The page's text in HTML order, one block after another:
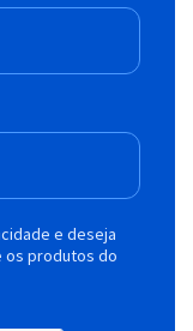
e deseja
os produtos do